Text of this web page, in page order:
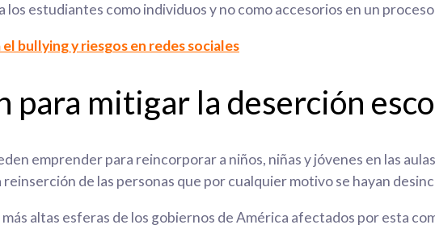
estudiantes como individuos y no como accesorios en un
bullying y riesgos en redes sociales
para mitigar la deserción
emprender para reincorporar a niños, niñas y jóvenes en las
de las personas que por cualquier motivo se hayan
altas esferas de los gobiernos de América afectados por esta